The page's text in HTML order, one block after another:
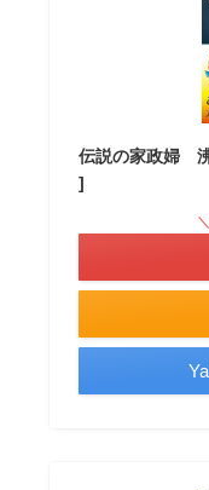
伝説の家政婦
]